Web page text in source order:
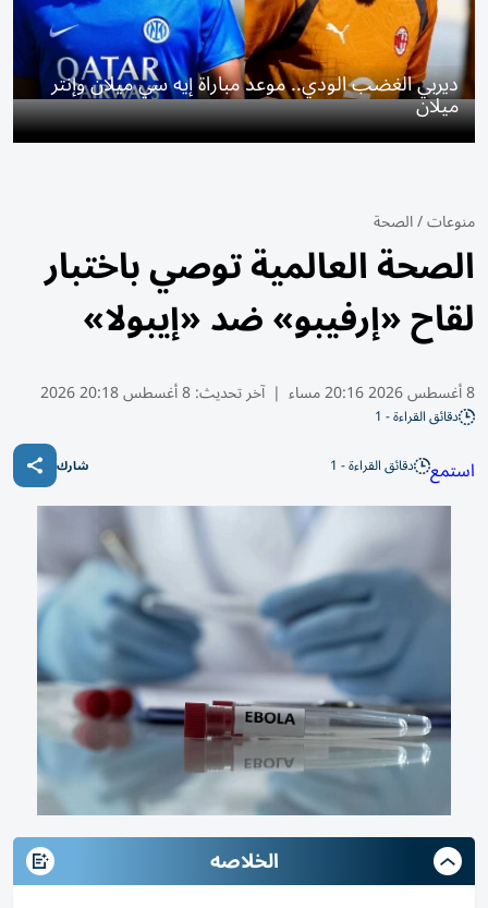
ديربي الغضب الودي.. موعد مباراة إيه سي ميلان وإنتر
ميلان
منوعات/الصحة
الصحة العالمية توصي باختبار
لقاح «إرفيبو» ضد «إيبولا»
8 أغسطس 2026 20:16 مساء | آخر تحديث:8 أغسطس 20:18 2026
دقائق القراءة - 1
استمع دقائق القراءة - 1 شارك
الخلاصه